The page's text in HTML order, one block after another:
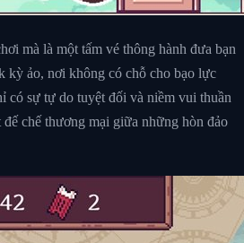
mà là một tấm vé thông hành đưa bạn
kỳ ảo, nơi không có chỗ cho bạo lực
có sự tự do tuyệt đối và niềm vui thuần
chế thương mại giữa những hòn đảo